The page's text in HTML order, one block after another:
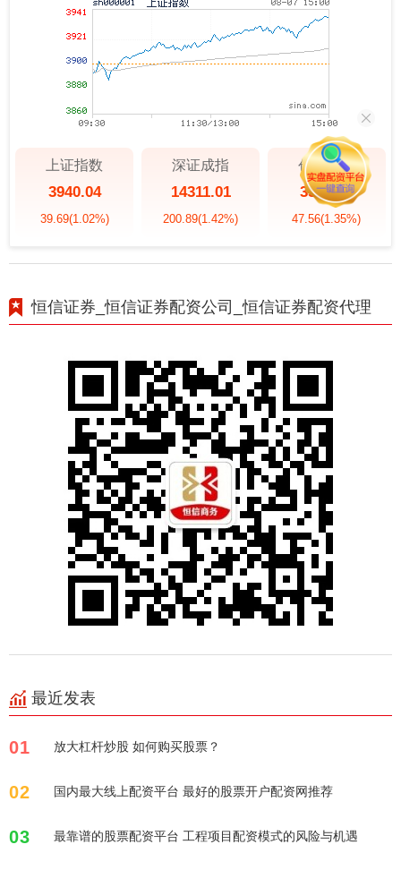
上证指数
3940.04
39.69(1.02%)
深证成指
14311.01
200.89(1.42%)
创业板指
3563.12
47.56(1.35%)
恒信证券_恒信证券配资公司_恒信证券配资代理
最近发表
01 放大杠杆炒股 如何购买股票？
02 国内最大线上配资平台 最好的股票开户配资网推荐
03 最靠谱的股票配资平台 工程项目配资模式的风险与机遇